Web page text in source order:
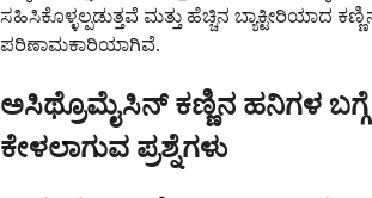
ಸಹಿಸಿಕೊಳ್ಳಲ್ಪಡುತ್ತವೆ ಮತ್ತು ಹೆಚ್ಚಿನ ಬ್ಯಾಕ್ಟೀರಿಯಾದ
ಪರಿಣಾಮಕಾರಿಯಾಗಿವೆ.
ಅಸಿಥ್ರೊಮೈಸಿನ್ ಕಣ್ಣಿನ ಹನಿಗಳ
ಕೇಳಲಾಗುವ ಪ್ರಶ್ನೆಗಳು